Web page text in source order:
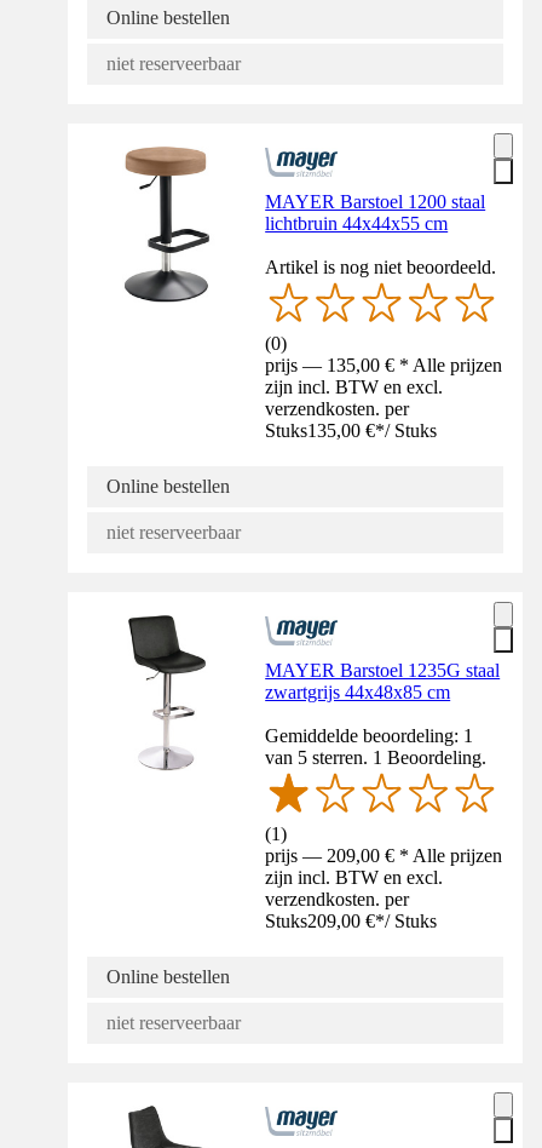
Online bestellen
niet reserveerbaar
MAYER Barstoel 1200 staal
lichtbruin 44x44x55 cm
Artikel is nog niet beoordeeld.
(0)
prijs — 135,00 € * Alle prijzen
zijn incl. BTW en excl.
verzendkosten. per
Stuks135,00 €*/ Stuks
Online bestellen
niet reserveerbaar
MAYER Barstoel 1235G staal
zwartgrijs 44x48x85 cm
Gemiddelde beoordeling: 1
van 5 sterren. 1 Beoordeling.
(1)
prijs — 209,00 € * Alle prijzen
zijn incl. BTW en excl.
verzendkosten. per
Stuks209,00 €*/ Stuks
Online bestellen
niet reserveerbaar